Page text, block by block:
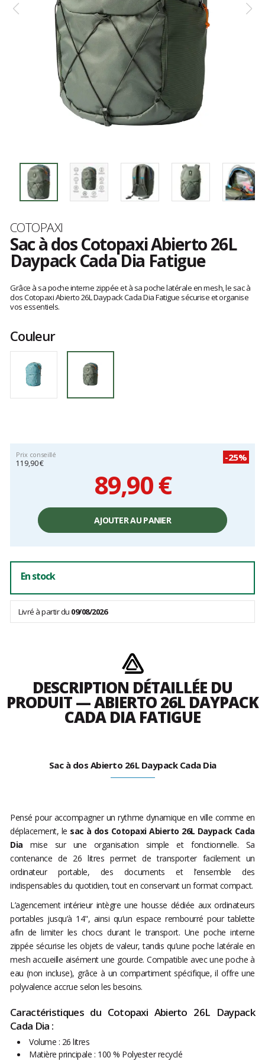
Marque
COTOPAXI
Sac à dos Cotopaxi Abierto 26L
Daypack Cada Dia Fatigue
avis
clients
Grâce à sa poche interne zippée et à sa poche latérale en mesh, le sac à
dos Cotopaxi Abierto 26L Daypack Cada Dia Fatigue sécurise et organise
vos essentiels.
Couleur
Prix conseillé
119,90 €
-25%
89,90 €
unitaire,
AJOUTER AU PANIER
En stock
Livré à partir du 09/08/2026
DESCRIPTION DÉTAILLÉE DU
PRODUIT — ABIERTO 26L DAYPACK
CADA DIA FATIGUE
Sac à dos Abierto 26L Daypack Cada Dia
Pensé pour accompagner un rythme dynamique en ville comme en
déplacement, le sac à dos Cotopaxi Abierto 26L Daypack Cada
Dia mise sur une organisation simple et fonctionnelle. Sa
contenance de 26 litres permet de transporter facilement un
ordinateur portable, des documents et l’ensemble des
indispensables du quotidien, tout en conservant un format compact.
L’agencement intérieur intègre une housse dédiée aux ordinateurs
portables jusqu’à 14", ainsi qu’un espace rembourré pour tablette
afin de limiter les chocs durant le transport. Une poche interne
zippée sécurise les objets de valeur, tandis qu’une poche latérale en
mesh accueille aisément une gourde. Compatible avec une poche à
eau (non incluse), grâce à un compartiment spécifique, il offre une
polyvalence accrue selon les besoins.
Caractéristiques du Cotopaxi Abierto 26L Daypack
Cada Dia :
Volume : 26 litres
Matière principale : 100 % Polyester recyclé